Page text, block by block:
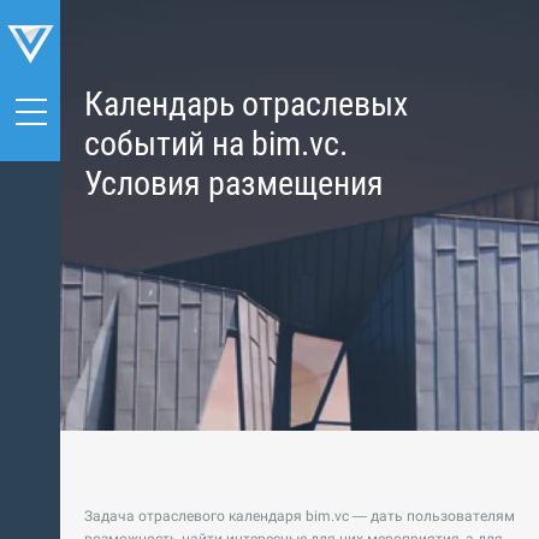
Календарь отраслевых
событий на bim.vc.
Условия размещения
Задача отраслевого календаря bim.vc — дать пользователям